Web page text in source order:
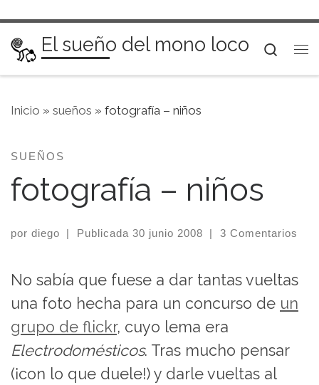
Saltar al contenido
El sueño del mono loco
Inicio » sueños » fotografía – niños
SUEÑOS
fotografía – niños
por diego | Publicada 30 junio 2008 | 3 Comentarios
No sabía que fuese a dar tantas vueltas
una foto hecha para un concurso de un
grupo de flickr, cuyo lema era
Electrodomésticos. Tras mucho pensar
(¡con lo que duele!) y darle vueltas al